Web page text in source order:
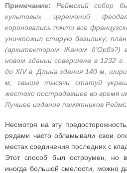
Примечание:
Реймский собор
культовых церемоний
короновались почти все
уничтожил старую базилику;
(архитектором Жаном д'Орбэ?)
новом здании совершена в 1232
до XIV в. Длина здания 140 м,
м; свыше тысячи статуй
жестоко пострадавшее во время
Лучшее издание памятников
Несмотря на эту
рядами часто обламывали свои
местах соединения последних с
Этот способ был остроумен, но
иногда большой смелости, можно